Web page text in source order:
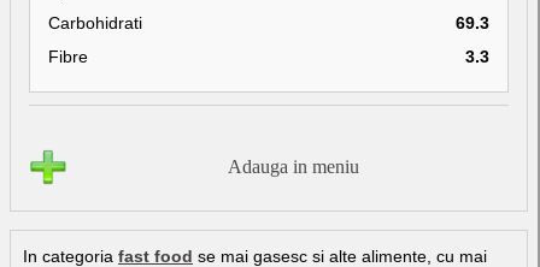
Carbohidrati
69.3
Fibre
3.3
Adauga in meniu
In categoria fast food se mai gasesc si alte alimente, cu mai